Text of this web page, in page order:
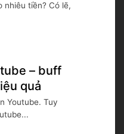
nhiêu tiền? Có lẽ,
– buff
quả
Youtube. Tuy